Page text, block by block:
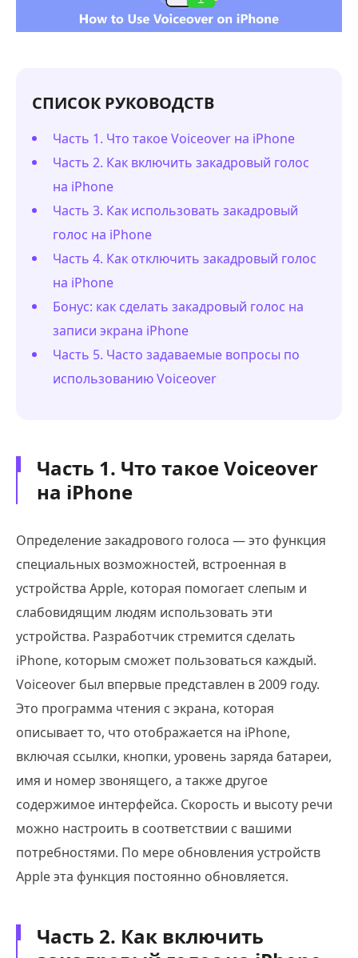
СПИСОК РУКОВОДСТВ
Часть 1. Что такое Voiceover на iPhone
Часть 2. Как включить закадровый голос
на iPhone
Часть 3. Как использовать закадровый
голос на iPhone
Часть 4. Как отключить закадровый голос
на iPhone
Бонус: как сделать закадровый голос на
записи экрана iPhone
Часть 5. Часто задаваемые вопросы по
использованию Voiceover
Часть 1. Что такое Voiceover
на iPhone
Определение закадрового голоса — это функция
специальных возможностей, встроенная в
устройства Apple, которая помогает слепым и
слабовидящим людям использовать эти
устройства. Разработчик стремится сделать
iPhone, которым сможет пользоваться каждый.
Voiceover был впервые представлен в 2009 году.
Это программа чтения с экрана, которая
описывает то, что отображается на iPhone,
включая ссылки, кнопки, уровень заряда батареи,
имя и номер звонящего, а также другое
содержимое интерфейса. Скорость и высоту речи
можно настроить в соответствии с вашими
потребностями. По мере обновления устройств
Apple эта функция постоянно обновляется.
Часть 2. Как включить